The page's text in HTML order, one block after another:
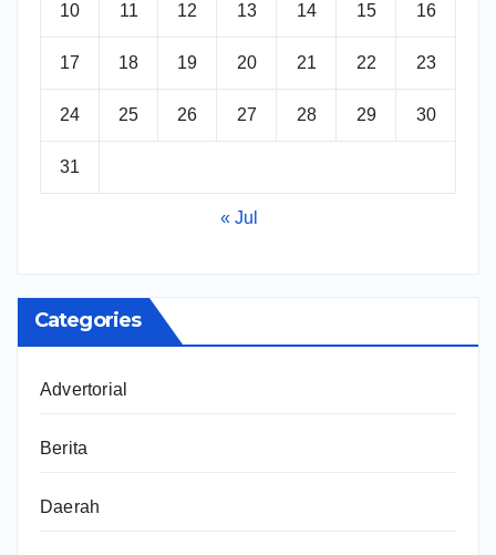
10 11 12 13 14 15 16
17 18 19 20 21 22 23
24 25 26 27 28 29 30
31
« Jul
Categories
Advertorial
Berita
Daerah